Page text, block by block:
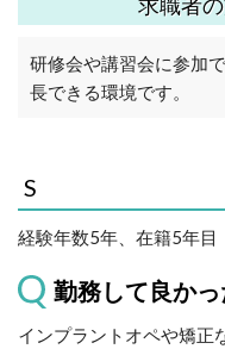
研修会や講習会に参加
長できる環境です。
S
経験年数5年、在籍5年目
勤務して良か
インプラントオペや矯正